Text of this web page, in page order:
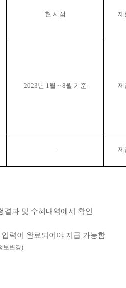
현 시점 제
2023년 1월 ~ 8월 기준 제
- 제
결과 및 수혜내역에서 확인
력이 완료되어야 지급 가능함
보변경)